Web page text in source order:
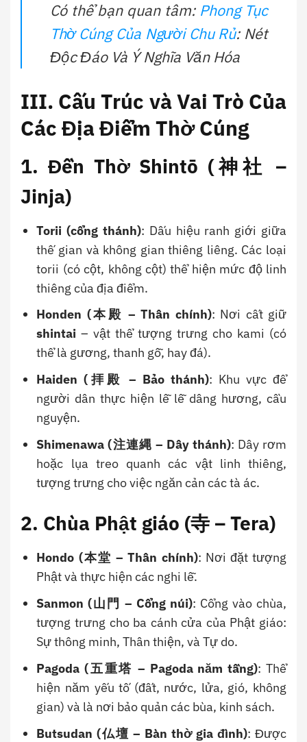
Có thể bạn quan tâm: Phong Tục
Thờ Cúng Của Người Chu Rủ: Nét
Độc Đáo Và Ý Nghĩa Văn Hóa
III. Cấu Trúc và Vai Trò Của
Các Địa Điểm Thờ Cúng
1. Đền Thờ Shintō (神社 –
Jinja)
Torii (cổng thánh): Dấu hiệu ranh giới giữa
thế gian và không gian thiêng liêng. Các loại
torii (có cột, không cột) thể hiện mức độ linh
thiêng của địa điểm.
Honden (本殿 – Thân chính): Nơi cất giữ
shintai – vật thể tượng trưng cho kami (có
thể là gương, thanh gỗ, hay đá).
Haiden (拝殿 – Bảo thánh): Khu vực để
người dân thực hiện lễ lễ dâng hương, cầu
nguyện.
Shimenawa (注連縄 – Dây thánh): Dây rơm
hoặc lụa treo quanh các vật linh thiêng,
tượng trưng cho việc ngăn cản các tà ác.
2. Chùa Phật giáo (寺 – Tera)
Hondo (本堂 – Thân chính): Nơi đặt tượng
Phật và thực hiện các nghi lễ.
Sanmon (山門 – Cổng núi): Cổng vào chùa,
tượng trưng cho ba cánh cửa của Phật giáo:
Sự thông minh, Thân thiện, và Tự do.
Pagoda (五重塔 – Pagoda năm tầng): Thể
hiện năm yếu tố (đất, nước, lửa, gió, không
gian) và là nơi bảo quản các bùa, kinh sách.
Butsudan (仏壇 – Bàn thờ gia đình): Được